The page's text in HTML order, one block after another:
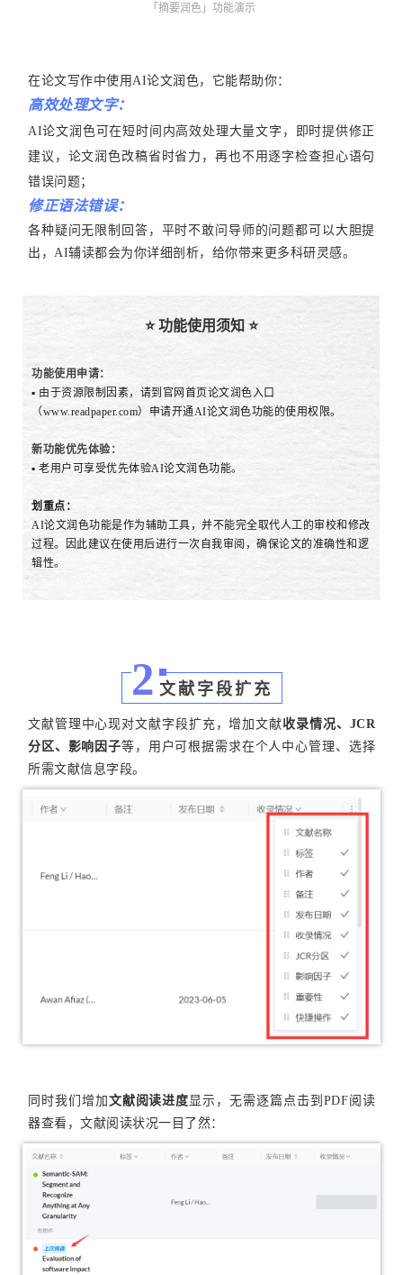
「摘要润色」功能演示
在论文写作中使用AI论文润色，它能帮助你：
高效处理文字：
AI论文润色可在短时间内高效处理大量文字，即时提供修正
建议，论文润色改稿省时省力，再也不用逐字检查担心语句
错误问题；
修正语法错误：
各种疑问无限制回答，平时不敢问导师的问题都可以大胆提
出，AI辅读都会为你详细剖析，给你带来更多科研灵感。
⭐ 功能使用须知 ⭐
功能使用申请：
▪ 由于资源限制因素，请到官网首页论文润色入口
（www.readpaper.com）申请开通AI论文润色功能的使用权限。
新功能优先体验：
▪ 老用户可享受优先体验AI论文润色功能。
划重点：
AI论文润色功能是作为辅助工具，并不能完全取代人工的审校和修改
过程。因此建议在使用后进行一次自我审阅，确保论文的准确性和逻
辑性。
2 文献字段扩充
文献管理中心现对文献字段扩充，增加文献收录情况、JCR
分区、影响因子等，用户可根据需求在个人中心管理、选择
所需文献信息字段。
同时我们增加文献阅读进度 显示，无需逐篇点击到PDF阅读
器查看，文献阅读状况一目了然：